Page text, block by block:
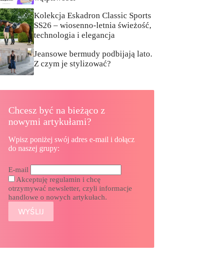
Kolekcja Eskadron Classic Sports
SS26 – wiosenno-letnia świeżość,
technologia i elegancja
Jeansowe bermudy podbijają lato.
Z czym je stylizować?
Chcesz być na bieżąco z
nowymi artykułami?
Wpisz poniżej swój adres e-mail i dołącz
do naszej grupy:
E-mail
Akceptuję regulamin i chcę
otrzymywać newsletter, czyli informacje
handlowe o nowych artykułach.